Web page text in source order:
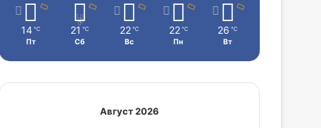
14 ℃
Пт
21 ℃
Сб
22 ℃
Вс
22 ℃
Пн
26 ℃
Вт
Август 2026